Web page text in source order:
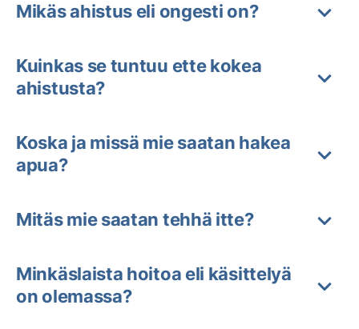
Mikäs ahistus eli ongesti on?
Kuinkas se tuntuu ette kokea
ahistusta?
Koska ja missä mie saatan hakea
apua?
Mitäs mie saatan tehhä itte?
Minkäslaista hoitoa eli käsittelyä
on olemassa?